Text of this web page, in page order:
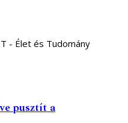
- Élet és Tudomány
pusztít a